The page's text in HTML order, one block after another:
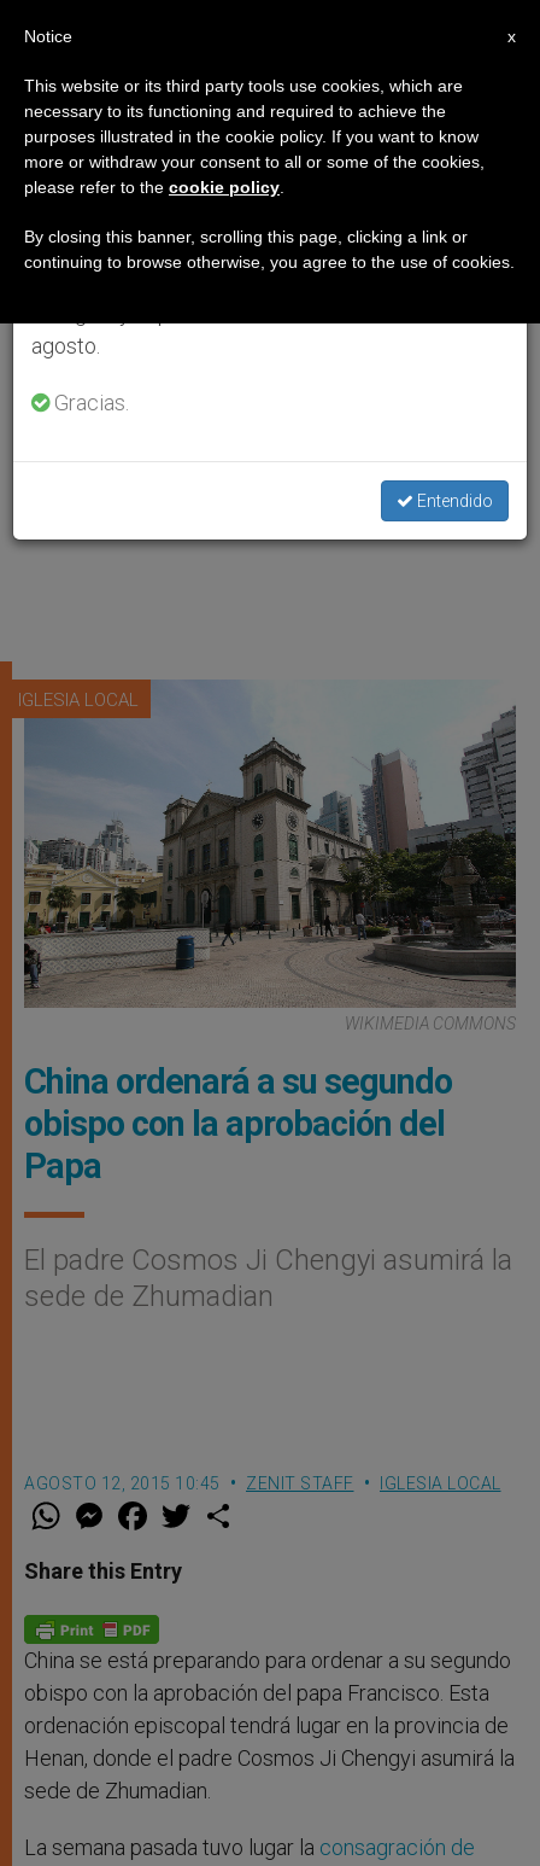
IGLESIA LOCAL
WIKIMEDIA COMMONS
China ordenará a su segundo
obispo con la aprobación del
Papa
El padre Cosmos Ji Chengyi asumirá la
sede de Zhumadian
AGOSTO 12, 2015 10:45 ZENIT STAFF IGLESIA LOCAL
W
t
s
p
p
M
e
s
e
g
e
r
F
a
e
b
o
k
w
Share this Entry
China se está preparando para ordenar a su segundo
obispo con la aprobación del papa Francisco. Esta
ordenación episcopal tendrá lugar en la provincia de
Henan, donde el padre Cosmos Ji Chengyi asumirá la
sede de Zhumadian.
La semana pasada tuvo lugar la consagración de
×
Aviso importante
Del 27 de julio al 7 de agosto haremos la pausa
anual, aprovechando que en el periodo de verano
se generan menos informaciones y también el
agosto.
Gracias.
Entendido
x
Notice
This website or its third party tools use cookies, which are
necessary to its functioning and required to achieve the
purposes illustrated in the cookie policy. If you want to know
more or withdraw your consent to all or some of the cookies,
please refer to the cookie policy
By closing this banner, scrolling this page, clicking a link or
continuing to browse otherwise, you agree to the use of cookies.